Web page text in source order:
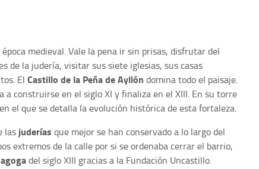
medieval. Vale la pena ir sin prisas, disfrutar del
de la judería, visitar sus siete iglesias, sus casas
El Castillo de la Peña de Ayllón domina todo el paisaje.
a construirse en el siglo XI y finaliza en el XIII. En su torre
el que se detalla la evolución histórica de esta fortaleza.
las juderías que mejor se han conservado a lo largo del
extremos de la calle por si se ordenaba cerrar el barrio,
del siglo XIII gracias a la Fundación Uncastillo.